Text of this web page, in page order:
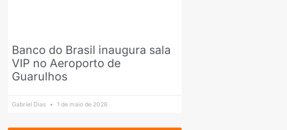
Banco do Brasil inaugura sala
VIP no Aeroporto de
Guarulhos
Gabriel Dias 1 de maio de 2026